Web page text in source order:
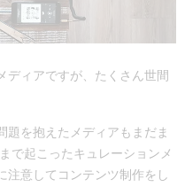
ディアですが、たくさん世間
題を抱えたメディアもまだま
で起こったキュレーションメ
注意してコンテンツ制作をし